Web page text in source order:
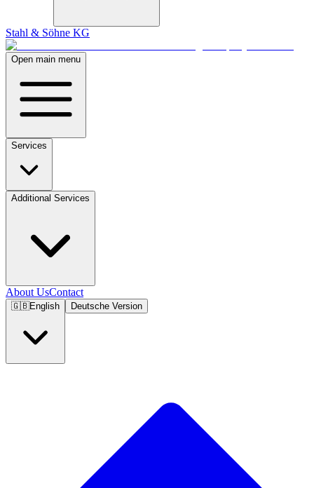
Stahl & Söhne KG
Open main menu
Services
Additional Services
About UsContact
🇬🇧English Deutsche Version